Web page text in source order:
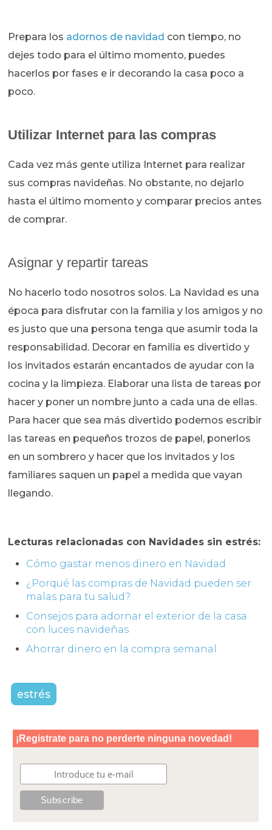
Prepara los adornos de navidad con tiempo, no
dejes todo para el último momento, puedes
hacerlos por fases e ir decorando la casa poco a
poco.
Utilizar Internet para las compras
Cada vez más gente utiliza Internet para realizar
sus compras navideñas. No obstante, no dejarlo
hasta el último momento y comparar precios antes
de comprar.
Asignar y repartir tareas
No hacerlo todo nosotros solos. La Navidad es una
época para disfrutar con la familia y los amigos y no
es justo que una persona tenga que asumir toda la
responsabilidad. Decorar en familia es divertido y
los invitados estarán encantados de ayudar con la
cocina y la limpieza. Elaborar una lista de tareas por
hacer y poner un nombre junto a cada una de ellas.
Para hacer que sea más divertido podemos escribir
las tareas en pequeños trozos de papel, ponerlos
en un sombrero y hacer que los invitados y los
familiares saquen un papel a medida que vayan
llegando.
Lecturas relacionadas con Navidades sin estrés:
Cómo gastar menos dinero en Navidad
¿Porqué las compras de Navidad pueden ser
malas para tu salud?
Consejos para adornar el exterior de la casa
con luces navideñas
Ahorrar dinero en la compra semanal
estrés